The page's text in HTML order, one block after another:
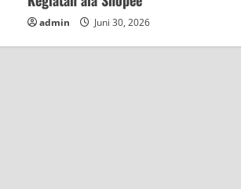
admin Juni 30, 2026